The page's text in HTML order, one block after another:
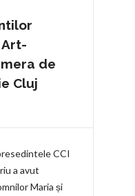
Art-
de
Cluj
CCI
a avut
Maria și